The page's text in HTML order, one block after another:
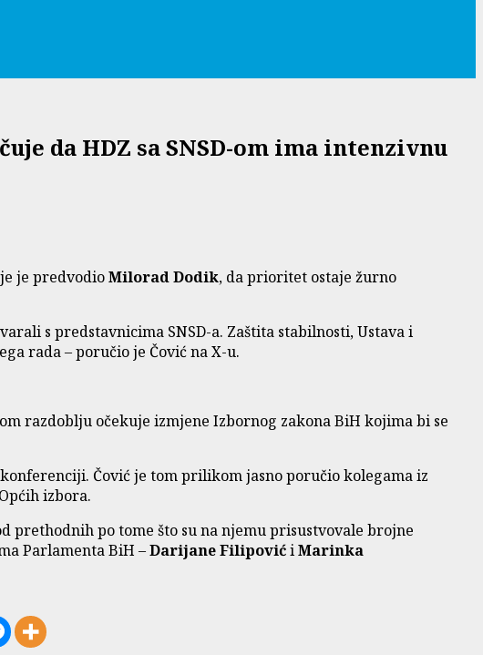
da HDZ sa SNSD-om ima intenzivnu
je predvodioMilorad Dodik, da prioritet ostaje žurno
s predstavnicima SNSD-a. Zaštita stabilnosti, Ustava i
rada – poručio je Čović na X-u.
razdoblju očekuje izmjene Izbornog zakona BiH kojima bi se
Čović je tom prilikom jasno poručio kolegama iz
izbora.
prethodnih po tome što su na njemu prisustvovale brojne
Parlamenta BiH –Darijane FilipovićiMarinka